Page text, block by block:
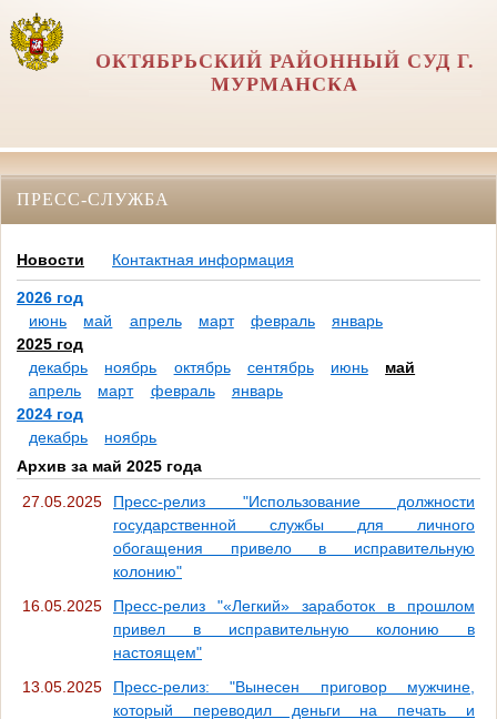
ОКТЯБРЬСКИЙ РАЙОННЫЙ СУД Г.
МУРМАНСКА
ПРЕСС-СЛУЖБА
Новости Контактная информация
2026 год
июнь
май апрель март февраль
январь
2025 год
декабрь
ноябрь октябрь сентябрь июнь
май
апрель
март февраль
январь
2024 год
декабрь
ноябрь
Архив за май 2025 года
27.05.2025
Пресс-релиз "Использование должности
государственной службы для личного
обогащения привело в исправительную
колонию"
16.05.2025
Пресс-релиз "«Легкий» заработок в прошлом
привел в исправительную колонию в
настоящем"
13.05.2025
Пресс-релиз: "Вынесен приговор мужчине,
который переводил деньги на печать и